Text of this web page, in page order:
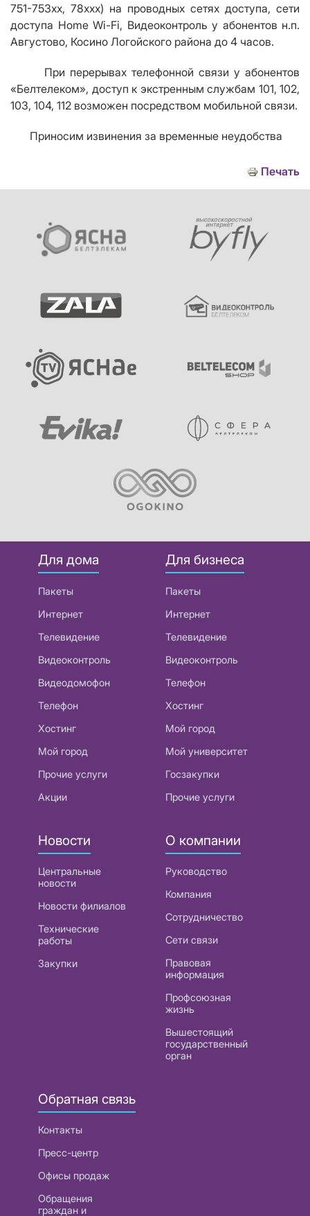
751-753хх, 78ххх) на проводных сетях доступа, сети
доступа Home Wi-Fi, Видеоконтроль у абонентов н.п.
Августово, Косино Логойского района до 4 часов.
При перерывах телефонной связи у абонентов
«Белтелеком», доступ к экстренным службам 101, 102,
103, 104, 112 возможен посредством мобильной связи.
Приносим извинения за временные неудобства
Печать
Для дома
Пакеты
Интернет
Телевидение
Видеоконтроль
Видеодомофон
Телефон
Хостинг
Мой город
Прочие услуги
Акции
Для бизнеса
Пакеты
Интернет
Телевидение
Видеоконтроль
Телефон
Хостинг
Мой город
Мой университет
Госзакупки
Прочие услуги
Новости
Центральные
новости
Новости филиалов
Технические
работы
Закупки
О компании
Руководство
Компания
Сотрудничество
Сети связи
Правовая
информация
Профсоюзная
жизнь
Вышестоящий
государственный
орган
Обратная связь
Контакты
Пресс-центр
Офисы продаж
Обращения
граждан и